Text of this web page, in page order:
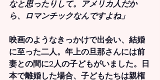
なと思ったりして。アメリカ人だか
ら、ロマンチックなんですよね」
映画のようなきっかけで出会い、結婚
に至った二人。年上の旦那さんには前
妻との間に2人の子どもがいました。日
本で離婚した場合、子どもたちは親権